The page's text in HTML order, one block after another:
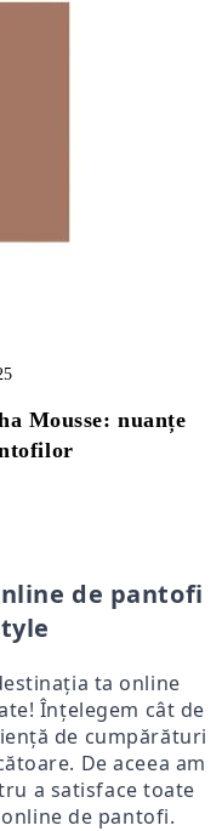
Mousse: nuanțe
de pantofi
ta online
Înțelegem cât de
de cumpărături
De aceea am
a satisface toate
de pantofi.